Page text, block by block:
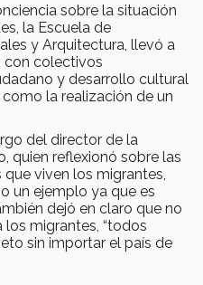
sobre la situación
la Escuela de
y Arquitectura, llevó a
con colectivos
y desarrollo cultural
la realización de un
del director de la
quien reflexionó sobre las
viven los migrantes,
un ejemplo ya que es
dejó en claro que no
migrantes, “todos
sin importar el país de